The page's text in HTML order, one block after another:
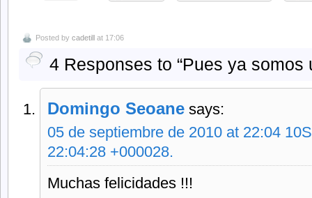
Posted by cadetill at 17:06
4 Responses to “Pues ya somos
Domingo Seoane says:
05 de septiembre de 2010 at 22:04
22:04:28 +000028.
Muchas felicidades !!!